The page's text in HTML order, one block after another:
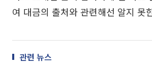
여 대금의 출처와 관련해선 알지 못
관련 뉴스